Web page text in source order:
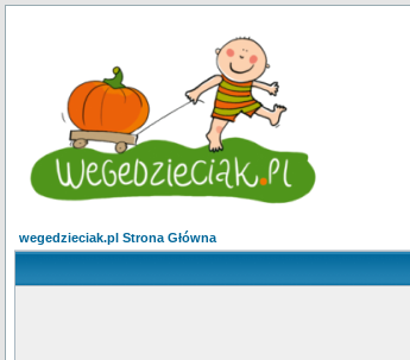
wegedzieciak.pl Strona Główna